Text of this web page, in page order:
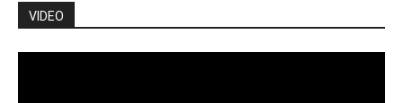
VIDEO